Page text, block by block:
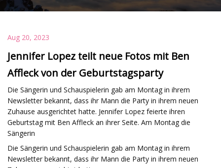
Aug 20, 2023
Jennifer Lopez teilt neue Fotos mit Ben
Affleck von der Geburtstagsparty
Die Sängerin und Schauspielerin gab am Montag in ihrem
Newsletter bekannt, dass ihr Mann die Party in ihrem neuen
Zuhause ausgerichtet hatte. Jennifer Lopez feierte ihren
Geburtstag mit Ben Affleck an ihrer Seite. Am Montag die
Sängerin
Die Sängerin und Schauspielerin gab am Montag in ihrem
Newsletter bekannt, dass ihr Mann die Party in ihrem neuen